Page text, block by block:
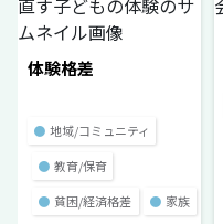
体験格差
● 地域/コミュニティ
● 教育/保育
● 貧困/経済格差 ● 家族